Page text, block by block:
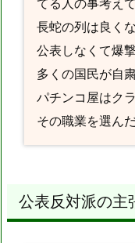
てる人の事考え
長蛇の列は良く
公表しなくて爆
多くの国民が自
パチンコ屋はク
その職業を選ん
公表反対派の主